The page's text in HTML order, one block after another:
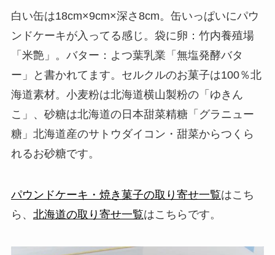
白い缶は18cm×9cm×深さ8cm。缶いっぱいにパウ
ンドケーキが入ってる感じ。袋に卵：竹内養殖場
「米艶」。バター：よつ葉乳業「無塩発酵バタ
ー」と書かれてます。セルクルのお菓子は100％北
海道素材。小麦粉は北海道横山製粉の「ゆきん
こ」、砂糖は北海道の日本甜菜精糖「グラニュー
糖」北海道産のサトウダイコン・甜菜からつくら
れるお砂糖です。
パウンドケーキ・焼き菓子の取り寄せ一覧はこち
ら、 北海道の取り寄せ一覧はこちらです。